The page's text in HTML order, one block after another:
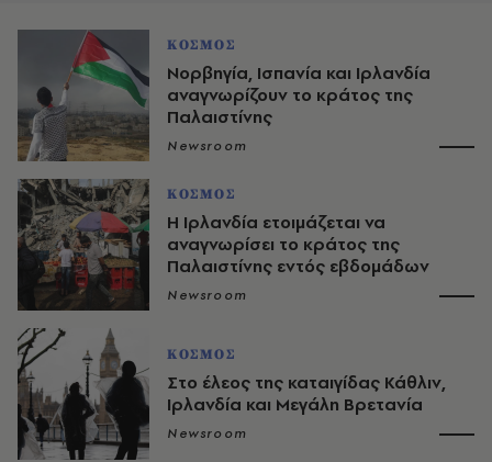
ΚΟΣΜΟΣ
Νορβηγία, Ισπανία και Ιρλανδία
αναγνωρίζουν το κράτος της
Παλαιστίνης
Newsroom
ΚΟΣΜΟΣ
Η Ιρλανδία ετοιμάζεται να
αναγνωρίσει το κράτος της
Παλαιστίνης εντός εβδομάδων
Newsroom
ΚΟΣΜΟΣ
Στο έλεος της καταιγίδας Κάθλιν,
Ιρλανδία και Μεγάλη Βρετανία
Newsroom